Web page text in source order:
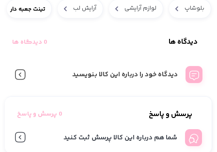
بلوشاپ لوازم آرایشی آرایش لب تینت جعبه دار
دیدگاه ها 0 دیدگاه ها
دیدگاه خود را درباره این کالا بنویسید
پرسش و پاسخ 0 پرسش و پاسخ
شما هم درباره این کالا پرسش ثبت کنید